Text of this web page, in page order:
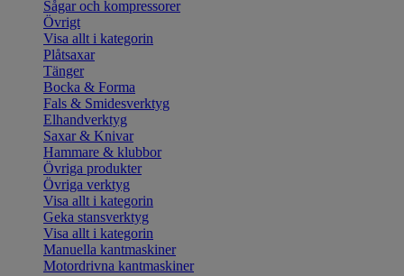
Sågar och kompressorer
Övrigt
Visa allt i kategorin
Plåtsaxar
Tänger
Bocka & Forma
Fals & Smidesverktyg
Elhandverktyg
Saxar & Knivar
Hammare & klubbor
Övriga produkter
Övriga verktyg
Visa allt i kategorin
Geka stansverktyg
Visa allt i kategorin
Manuella kantmaskiner
Motordrivna kantmaskiner